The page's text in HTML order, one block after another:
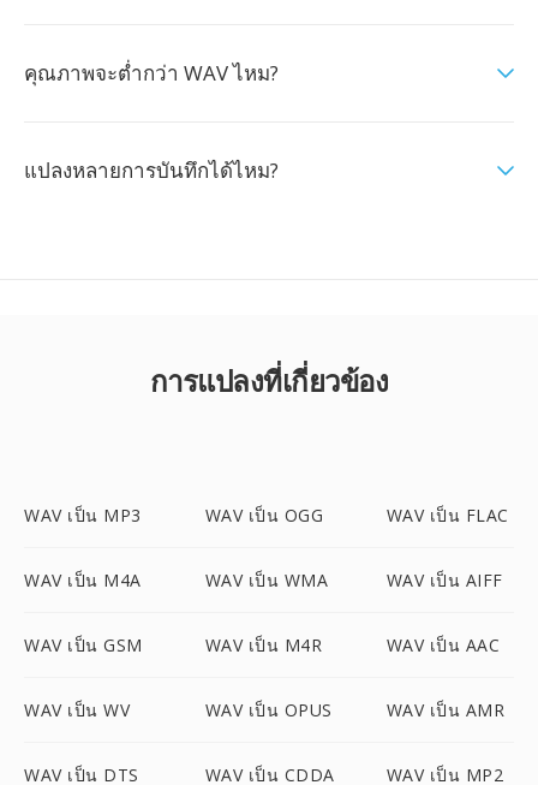
คุณภาพจะต่ำกว่า WAV ไหม?
แปลงหลายการบันทึกได้ไหม?
การแปลงที่เกี่ยวข้อง
WAV เป็น MP3 WAV เป็น OGG WAV เป็น FLAC
WAV เป็น M4A WAV เป็น WMA WAV เป็น AIFF
WAV เป็น GSM WAV เป็น M4R WAV เป็น AAC
WAV เป็น WV WAV เป็น OPUS WAV เป็น AMR
WAV เป็น DTS WAV เป็น CDDA WAV เป็น MP2